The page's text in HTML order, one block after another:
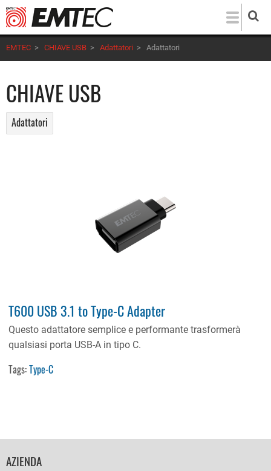
Salta
al
contenuto
principale
EMTEC > CHIAVE USB > Adattatori > Adattatori
CHIAVE USB
Adattatori
T600 USB 3.1 to Type-C Adapter
Questo adattatore semplice e performante trasformerà
qualsiasi porta USB-A in tipo C.
Tags:Type-C
FOOTER
AZIENDA